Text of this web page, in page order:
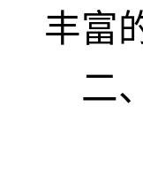
丰富
二